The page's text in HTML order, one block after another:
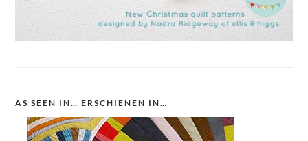
AS SEEN IN… ERSCHIENEN IN…